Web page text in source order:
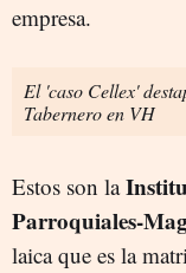
empresa.
El 'caso Cellex'
Tabernero en VH
Estos son la
Parroquiales-
laica que es la